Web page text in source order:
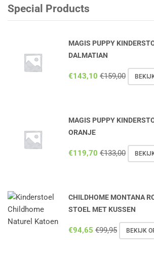
Special Products
MAGIS PUPPY
DALMATIAN
€143,10 €159,00
MAGIS PUPPY
ORANJE
€119,70 €133,00
CHILDHOME MONTANA
STOEL MET KUSSEN
€94,65 €99,95 BEKIJK